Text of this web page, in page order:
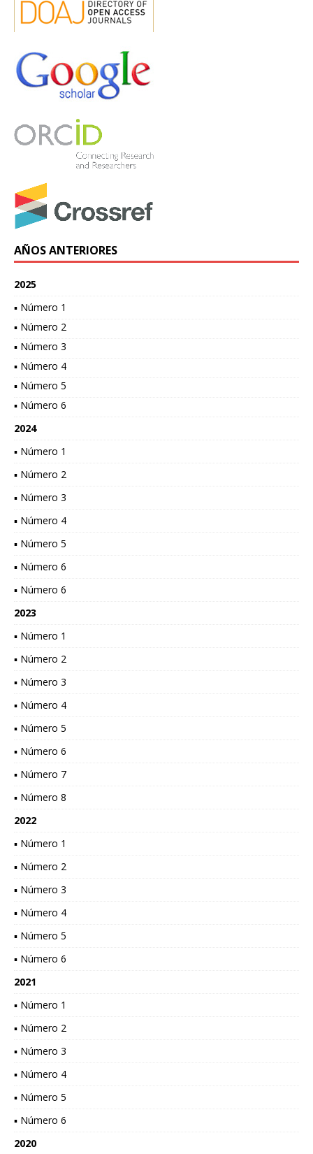
AÑOS ANTERIORES
2025
▪ Número 1
▪ Número 2
▪ Número 3
▪ Número 4
▪ Número 5
▪ Número 6
2024
▪ Número 1
▪ Número 2
▪ Número 3
▪ Número 4
▪ Número 5
▪ Número 6
▪ Número 6
2023
▪ Número 1
▪ Número 2
▪ Número 3
▪ Número 4
▪ Número 5
▪ Número 6
▪ Número 7
▪ Número 8
2022
▪ Número 1
▪ Número 2
▪ Número 3
▪ Número 4
▪ Número 5
▪ Número 6
2021
▪ Número 1
▪ Número 2
▪ Número 3
▪ Número 4
▪ Número 5
▪ Número 6
2020